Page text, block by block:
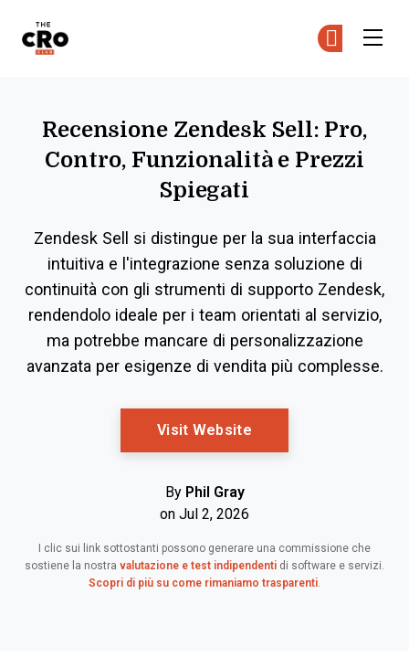
Recensione Zendesk Sell: Pro,
Contro, Funzionalità e Prezzi
Spiegati
Zendesk Sell si distingue per la sua interfaccia
intuitiva e l'integrazione senza soluzione di
continuità con gli strumenti di supporto Zendesk,
rendendolo ideale per i team orientati al servizio,
ma potrebbe mancare di personalizzazione
avanzata per esigenze di vendita più complesse.
Visit Website
By Phil Gray
on Jul 2, 2026
I clic sui link sottostanti possono generare una commissione che
sostiene la nostra valutazione e test indipendenti di software e servizi.
Scopri di più su come rimaniamo trasparenti.